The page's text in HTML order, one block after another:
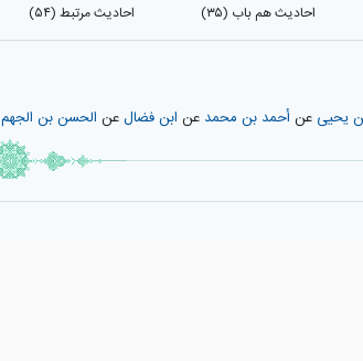
احادیث هم باب (۳۵) احادیث مرتبط (۵۴)
يحيى عن أحمد بن محمد عن ابن فضالعن الحسن بن الجهم